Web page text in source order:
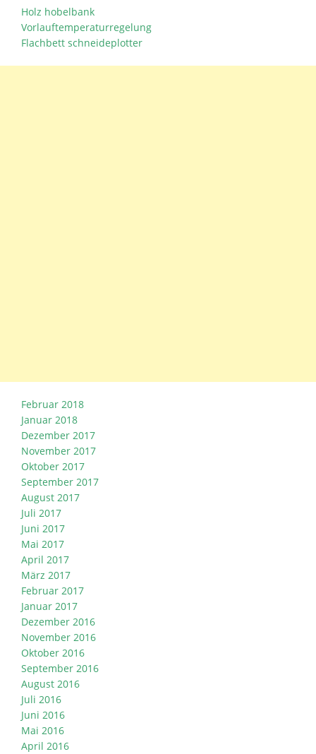
Holz hobelbank
Vorlauftemperaturregelung
Flachbett schneideplotter
Februar 2018
Januar 2018
Dezember 2017
November 2017
Oktober 2017
September 2017
August 2017
Juli 2017
Juni 2017
Mai 2017
April 2017
März 2017
Februar 2017
Januar 2017
Dezember 2016
November 2016
Oktober 2016
September 2016
August 2016
Juli 2016
Juni 2016
Mai 2016
April 2016